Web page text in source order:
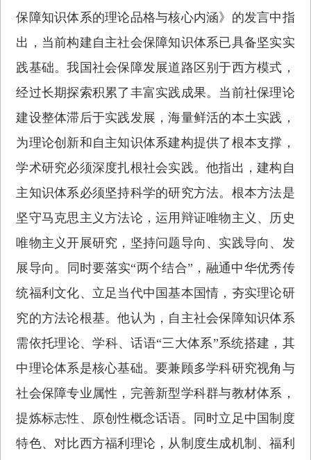
保障知识体系的理论品格与核心内涵》的发言中指
出，当前构建自主社会保障知识体系已具备坚实实
践基础。我国社会保障发展道路区别于西方模式，
经过长期探索积累了丰富实践成果。当前社保理论
建设整体滞后于实践发展，海量鲜活的本土实践，
为理论创新和自主知识体系建构提供了根本支撑，
学术研究必须深度扎根社会实践。他指出，建构自
主知识体系必须坚持科学的研究方法。根本方法是
坚守马克思主义方法论，运用辩证唯物主义、历史
唯物主义开展研究，坚持问题导向、实践导向、发
展导向。同时要落实“两个结合”，融通中华优秀传
统福利文化、立足当代中国基本国情，夯实理论研
究的方法论根基。他认为，自主社会保障知识体系
需依托理论、学科、话语“三大体系”系统搭建，其
中理论体系是核心基础。要兼顾多学科研究视角与
社会保障专业属性，完善新型学科群与教材体系，
提炼标志性、原创性概念话语。同时立足中国制度
特色、对比西方福利理论，从制度生成机制、福利